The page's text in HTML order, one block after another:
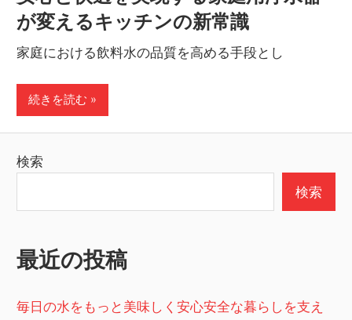
が変えるキッチンの新常識
家庭における飲料水の品質を高める手段とし
続きを読む
検索
検索
最近の投稿
毎日の水をもっと美味しく安心安全な暮らしを支え